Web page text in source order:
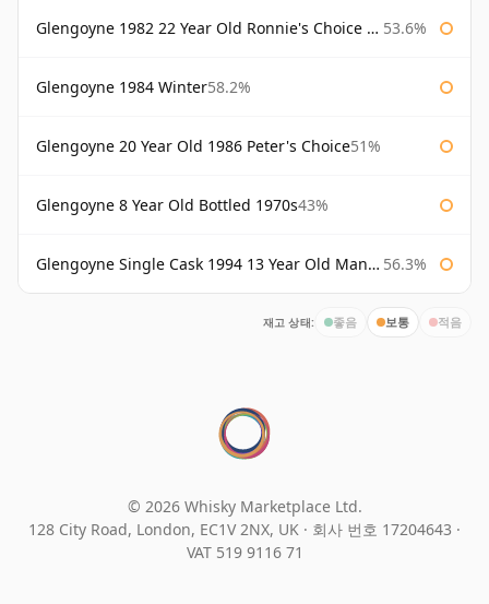
Glengoyne 1982 22 Year Old Ronnie's Choice Bourbon Barrel 53.6%
Glengoyne 1984 Winter58.2%
Glengoyne 20 Year Old 1986 Peter's Choice51%
Glengoyne 8 Year Old Bottled 1970s43%
Glengoyne Single Cask 1994 13 Year Old Manzanilla Sherry Finish 56.3%
재고 상태: 좋음 보통 적음
© 2026 Whisky Marketplace Ltd.
128 City Road, London, EC1V 2NX, UK · 회사 번호 17204643 ·
VAT 519 9116 71